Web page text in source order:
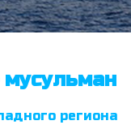
мусульман
региона